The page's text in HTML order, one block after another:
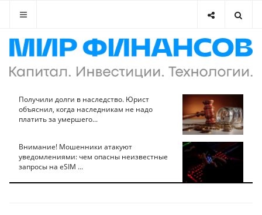
Получили долги в наследство. Юрист
объяснил, когда наследникам не надо
платить за умершего...
Внимание! Мошенники атакуют
уведомлениями: чем опасны неизвестные
запросы на eSIM ...